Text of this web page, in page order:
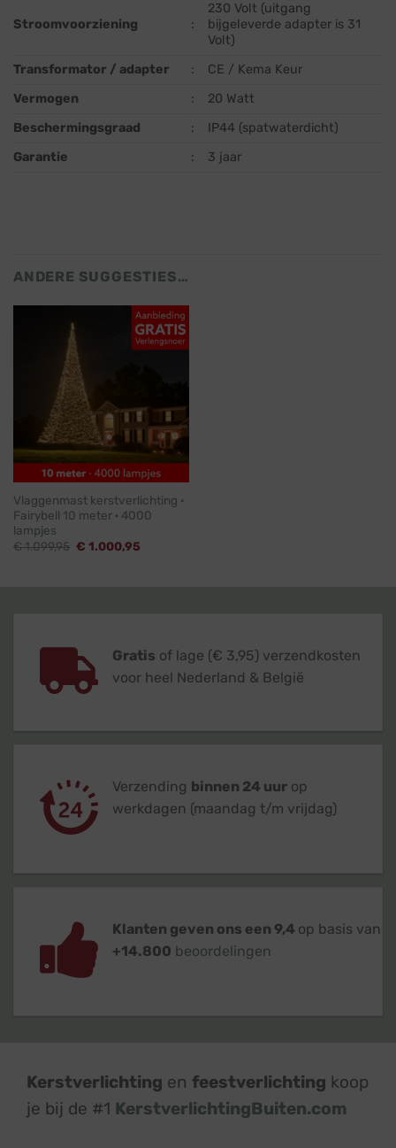
Stroomvoorziening :
230 Volt (uitgang
bijgeleverde adapter is 31
Volt)
Transformator / adapter
:
CE / Kema Keur
Vermogen
:
20 Watt
Beschermingsgraad
:
IP44 (spatwaterdicht)
Garantie
: 3 jaar
ANDERE SUGGESTIES…
Vlaggenmast kerstverlichting ·
Fairybell 10 meter · 4000
lampjes
€1.099,95 Oorspronkelijke
€ 1.000,95Huidige
Gratis of lage (€ 3,95) verzendkosten
voor heel Nederland & België
Verzending binnen 24 uur op
werkdagen (maandag t/m vrijdag)
Klanten geven ons een 9,4 op basis van
+14.800 beoordelingen
Kerstverlichting en feestverlichting koop
je bij de #1 KerstverlichtingBuiten.com